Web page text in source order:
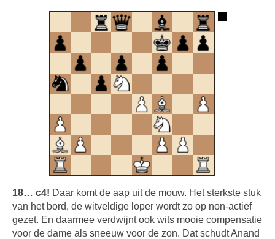
18… c4! Daar komt de aap uit de mouw. Het sterkste stuk
van het bord, de witveldige loper wordt zo op non-actief
gezet. En daarmee verdwijnt ook wits mooie compensatie
voor de dame als sneeuw voor de zon. Dat schudt Anand